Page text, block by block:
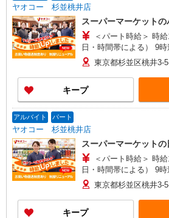
ヤオコー 杉並桃井店
スーパーマーケット
＜パート時給＞ 時
日・時間帯による） 9
降：時給1430円〜 18時
曜＋200円 ★日・祝＋
時給や募集内容はお問
東京都杉並区桃井3-
キープ
アルバイト パート
ヤオコー 杉並桃井店
スーパーマーケット
＜パート時給＞ 時
日・時間帯による） 9
降：時給1430円〜 18時
曜＋200円 ★日・祝＋
時給や募集内容はお問
東京都杉並区桃井3-
キープ